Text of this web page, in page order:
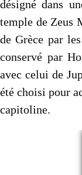
désigné dans
temple de Zeus
de Grèce par
conservé par
avec celui de
été choisi pour
capitoline.